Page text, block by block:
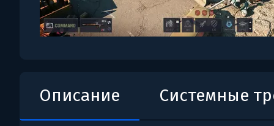
Описание Системные